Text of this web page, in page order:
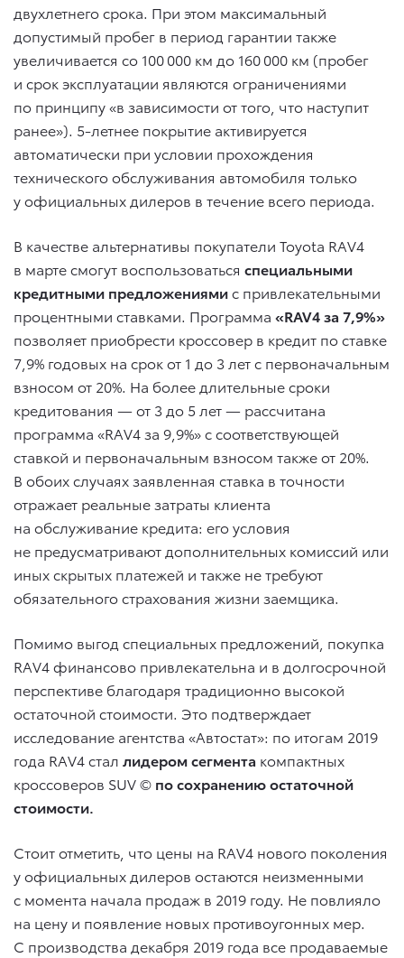
двухлетнего срока. При этом максимальный
допустимый пробег в период гарантии также
увеличивается со 100 000 км до 160 000 км (пробег
и срок эксплуатации являются ограничениями
по принципу «в зависимости от того, что наступит
ранее»). 5-летнее покрытие активируется
автоматически при условии прохождения
технического обслуживания автомобиля только
у официальных дилеров в течение всего периода.
В качестве альтернативы покупатели Toyota RAV4
в марте смогут воспользоваться специальными
кредитными предложениямис привлекательными
процентными ставками. Программа «RAV4 за 7,9%»
позволяет приобрести кроссовер в кредит по ставке
7,9% годовых на срок от 1 до 3 лет с первоначальным
взносом от 20%. На более длительные сроки
кредитования — от 3 до 5 лет — рассчитана
программа «RAV4 за 9,9%» с соответствующей
ставкой и первоначальным взносом также от 20%.
В обоих случаях заявленная ставка в точности
отражает реальные затраты клиента
на обслуживание кредита: его условия
не предусматривают дополнительных комиссий или
иных скрытых платежей и также не требуют
обязательного страхования жизни заемщика.
Помимо выгод специальных предложений, покупка
RAV4 финансово привлекательна и в долгосрочной
перспективе благодаря традиционно высокой
остаточной стоимости. Это подтверждает
исследование агентства «Автостат»: по итогам 2019
года RAV4 стал лидером сегмента компактных
кроссоверов SUV © по сохранению остаточной
стоимости.
Стоит отметить, что цены на RAV4 нового поколения
у официальных дилеров остаются неизменными
с момента начала продаж в 2019 году. Не повлияло
на цену и появление новых противоугонных мер.
С производства декабря 2019 года все продаваемые